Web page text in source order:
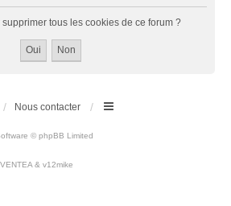
tous les cookies de ce forum ?
Nous contacter
© phpBB Limited
& v12mike